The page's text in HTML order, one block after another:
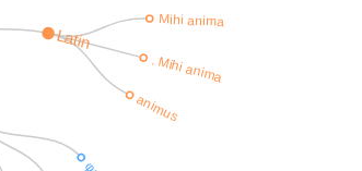
Latin
Mihi anima
. Mihi anima
animus